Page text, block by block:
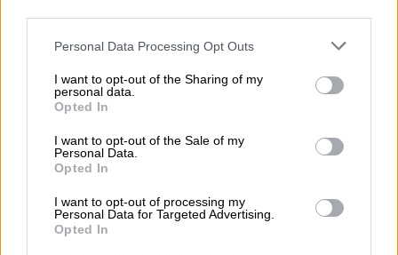
Personal Data Processing Opt Outs
I want to opt-out of the Sharing of my
personal data.
Opted In
I want to opt-out of the Sale of my
Personal Data.
Opted In
I want to opt-out of processing my
Personal Data for Targeted Advertising.
Opted In
Ροή ειδήσεων
07.08.2026 - 14:38
ελπίδας για τους ογκολογικούς ασθενείς μέσω κλινικών
δοκιμών
07.08.2026 - 13:16
Χρήστος Γεωργόπουλος – «ΕΡΡΙΚΟΣ ΝΤΥΝΑΝ»/ΚΕΝΤΡΟ
ΑΝΑΠΛΑΣΗ